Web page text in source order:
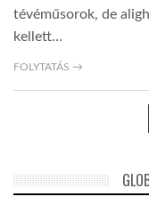
tévéműsorok, de
kellett…
FOLYTATÁS →